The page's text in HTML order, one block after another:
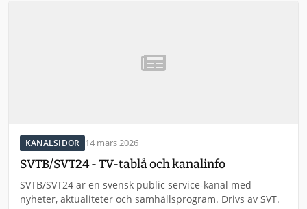
KANALSIDOR 14 mars 2026
SVTB/SVT24 - TV-tablå och kanalinfo
SVTB/SVT24 är en svensk public service-kanal med
nyheter, aktualiteter och samhällsprogram. Drivs av SVT.